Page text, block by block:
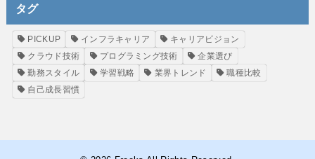
タグ
PICKUP インフラキャリア
キャリアビジョン
クラウド技術
プログラミング技術
企業選び
勤務スタイル
学習戦略 業界トレンド
職種比較
自己成長習慣